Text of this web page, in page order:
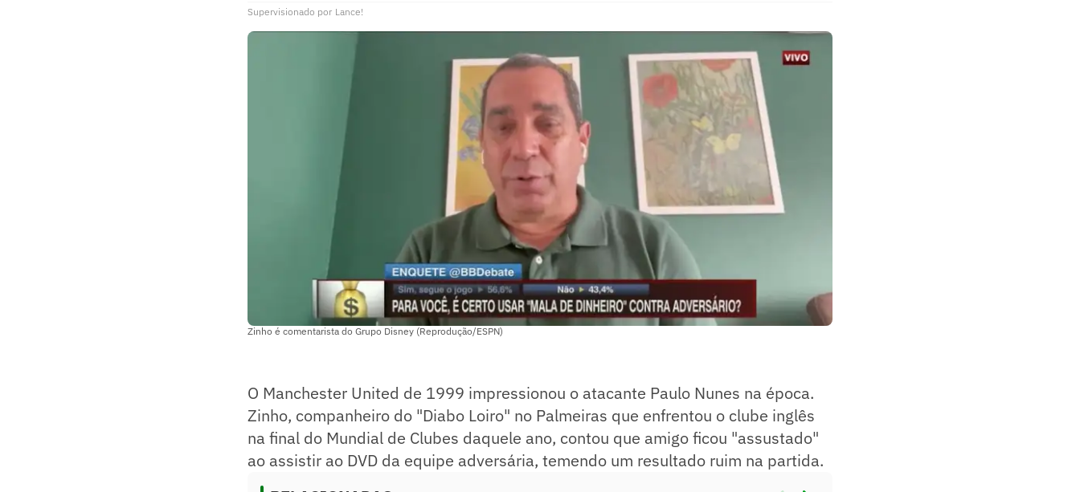
Supervisionado por Lance!
Zinho é comentarista do Grupo Disney (Reprodução/ESPN)
O Manchester United de 1999 impressionou o atacante Paulo Nunes na época.
Zinho, companheiro do "Diabo Loiro" no Palmeiras que enfrentou o clube inglês
na final do Mundial de Clubes daquele ano, contou que amigo ficou "assustado"
ao assistir ao DVD da equipe adversária, temendo um resultado ruim na partida.